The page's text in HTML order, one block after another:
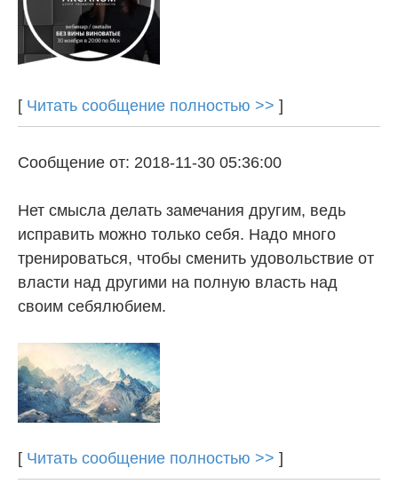
[ Читать сообщение полностью >> ]
Сообщение от: 2018-11-30 05:36:00
Нет смысла делать замечания другим, ведь
исправить можно только себя. Надо много
тренироваться, чтобы сменить удовольствие от
власти над другими на полную власть над
своим себялюбием.
[ Читать сообщение полностью >> ]